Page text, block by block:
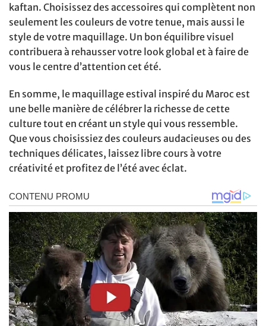
kaftan. Choisissez des accessoires qui complètent non
seulement les couleurs de votre tenue, mais aussi le
style de votre maquillage. Un bon équilibre visuel
contribuera à rehausser votre look global et à faire de
vous le centre d’attention cet été.
En somme, le maquillage estival inspiré du Maroc est
une belle manière de célébrer la richesse de cette
culture tout en créant un style qui vous ressemble.
Que vous choisissiez des couleurs audacieuses ou des
techniques délicates, laissez libre cours à votre
créativité et profitez de l’été avec éclat.